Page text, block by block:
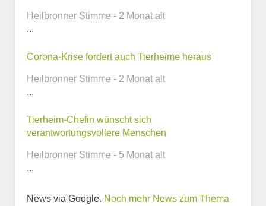
Telefonnummer
Webseite
Heilbronner Stimme - 2 Monat alt
...
Corona-Krise fordert auch Tierheime heraus
Heilbronner Stimme - 2 Monat alt
...
Tierheim-Chefin wünscht sich
verantwortungsvollere Menschen
Heilbronner Stimme - 5 Monat alt
...
News via Google. Noch mehr News zum Thema